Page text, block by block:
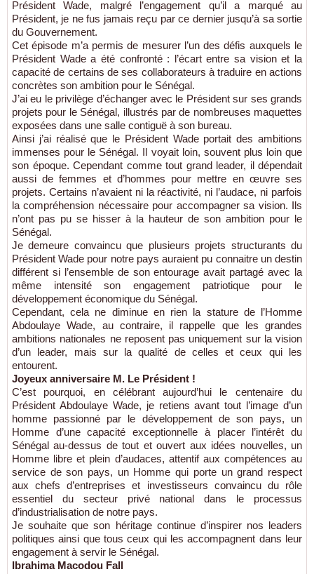
Président Wade, malgré l’engagement qu’il a marqué au
Président, je ne fus jamais reçu par ce dernier jusqu’à sa sortie
du Gouvernement.
Cet épisode m’a permis de mesurer l’un des défis auxquels le
Président Wade a été confronté : l’écart entre sa vision et la
capacité de certains de ses collaborateurs à traduire en actions
concrètes son ambition pour le Sénégal.
J’ai eu le privilège d’échanger avec le Président sur ses grands
projets pour le Sénégal, illustrés par de nombreuses maquettes
exposées dans une salle contiguë à son bureau.
Ainsi j’ai réalisé que le Président Wade portait des ambitions
immenses pour le Sénégal. Il voyait loin, souvent plus loin que
son époque. Cependant comme tout grand leader, il dépendait
aussi de femmes et d’hommes pour mettre en œuvre ses
projets. Certains n’avaient ni la réactivité, ni l’audace, ni parfois
la compréhension nécessaire pour accompagner sa vision. Ils
n’ont pas pu se hisser à la hauteur de son ambition pour le
Sénégal.
Je demeure convaincu que plusieurs projets structurants du
Président Wade pour notre pays auraient pu connaitre un destin
différent si l’ensemble de son entourage avait partagé avec la
même intensité son engagement patriotique pour le
développement économique du Sénégal.
Cependant, cela ne diminue en rien la stature de l’Homme
Abdoulaye Wade, au contraire, il rappelle que les grandes
ambitions nationales ne reposent pas uniquement sur la vision
d’un leader, mais sur la qualité de celles et ceux qui les
entourent.
Joyeux anniversaire M. Le Président !
C’est pourquoi, en célébrant aujourd’hui le centenaire du
Président Abdoulaye Wade, je retiens avant tout l’image d’un
homme passionné par le développement de son pays, un
Homme d’une capacité exceptionnelle à placer l’intérêt du
Sénégal au-dessus de tout et ouvert aux idées nouvelles, un
Homme libre et plein d’audaces, attentif aux compétences au
service de son pays, un Homme qui porte un grand respect
aux chefs d’entreprises et investisseurs convaincu du rôle
essentiel du secteur privé national dans le processus
d’industrialisation de notre pays.
Je souhaite que son héritage continue d’inspirer nos leaders
politiques ainsi que tous ceux qui les accompagnent dans leur
engagement à servir le Sénégal.
Ibrahima Macodou Fall